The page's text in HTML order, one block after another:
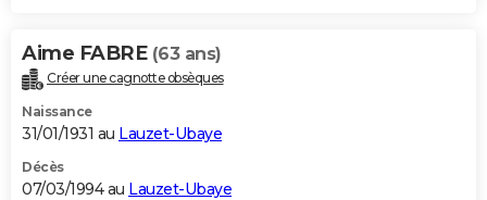
Aime FABRE (63 ans)
Créer une cagnotte obsèques
Naissance
31/01/1931 au Lauzet-Ubaye
Décès
07/03/1994 au Lauzet-Ubaye